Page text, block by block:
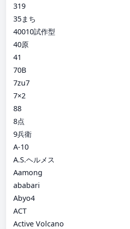
319
35まち
40010試作型
40原
41
70B
7zu7
7×2
88
8点
9兵衛
A-10
A.S.ヘルメス
Aamong
ababari
Abyo4
ACT
Active Volcano